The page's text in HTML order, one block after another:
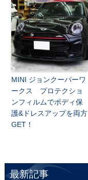
MINI ジョンクーパーワ
ークス プロテクショ
ンフィルムでボディ保
護&ドレスアップを両方
GET！
最新記事